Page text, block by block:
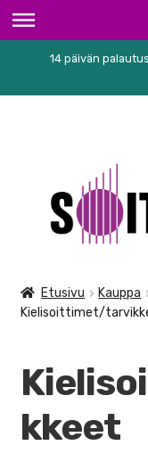
ETUSIVU
JOUSISOITTIMET
KIELISOITTIMET/
KOULUSOITTIMET
14 päivän
navigointiin
sisältöön
Etusivu Kauppa
Kielisoittimet/
kkeet